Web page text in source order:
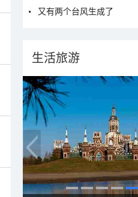
又有两个台风生成了
生活旅游